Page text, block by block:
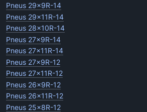
Pneus 29x9R-14
Pneus 29x11R-14
Pneus 28x10R-14
Pneus 27x9R-14
Pneus 27x11R-14
Pneus 27x9R-12
Pneus 27x11R-12
Pneus 26x9R-12
Pneus 26x11R-12
Pneus 25x8R-12